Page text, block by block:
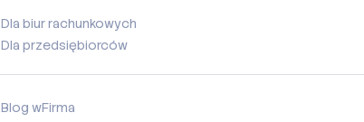
Dla biur rachunkowych
Dla przedsiębiorców
Blog wFirma